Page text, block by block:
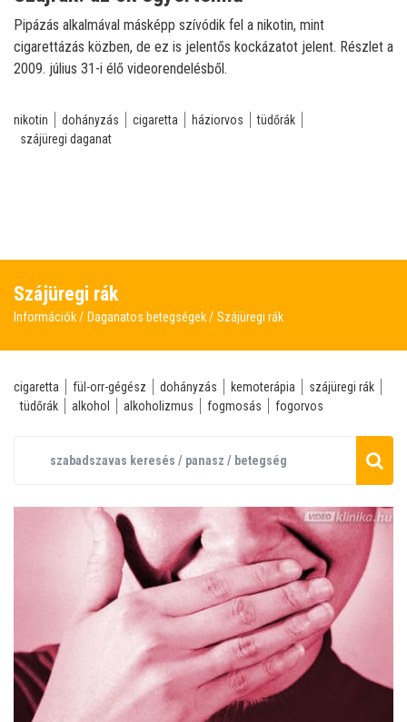
Pipázás alkalmával másképp szívódik fel a nikotin, mint
cigarettázás közben, de ez is jelentős kockázatot jelent. Részlet a
2009. július 31-i élő videorendelésből.
nikotin dohányzás cigaretta háziorvos
tüdőrák
szájüregi daganat
Szájüregi rák
Információk Daganatos betegségek Szájüregi rák
cigaretta fül-orr-gégész dohányzás kemoterápia
szájüregi rák
tüdőrák
alkohol alkoholizmus fogmosás fogorvos